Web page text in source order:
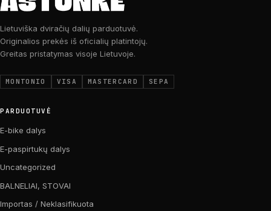
Lietuviška dviračių dalių parduotuvė.
Originalios prekės iš oficialių platintojų.
Greitas pristatymas visoje Lietuvoje.
MONTONIO VISA MASTERCARD SEPA
PARDUOTUVĖ
E-bike dalys
E-paspirtukų dalys
Uncategorized
BALNELIAI, STOVAI
Importas / Neklasifikuota